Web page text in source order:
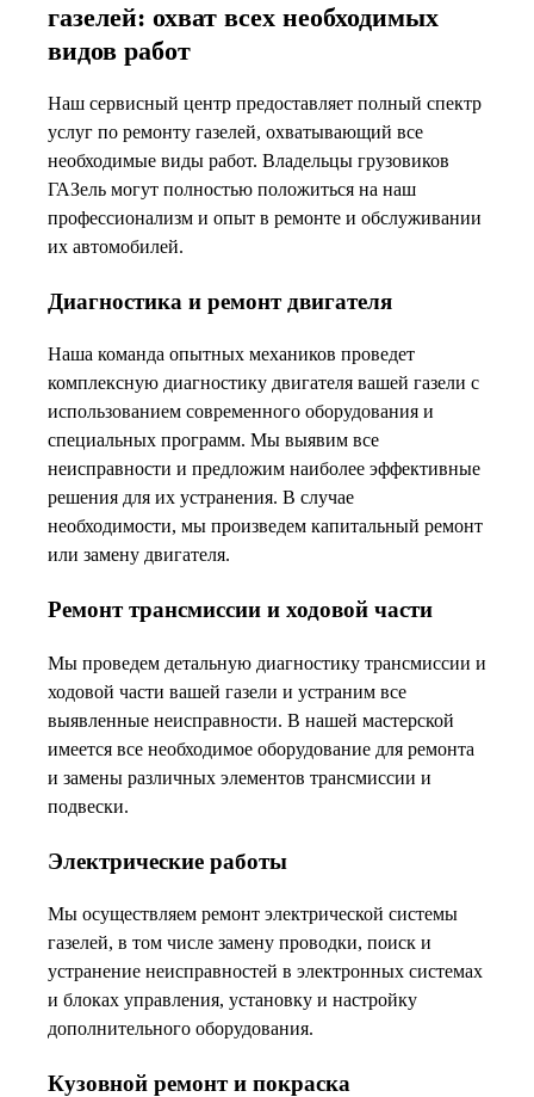
газелей: охват всех необходимых
видов работ
Наш сервисный центр предоставляет полный спектр
услуг по ремонту газелей, охватывающий все
необходимые виды работ. Владельцы грузовиков
ГАЗель могут полностью положиться на наш
профессионализм и опыт в ремонте и обслуживании
их автомобилей.
Диагностика и ремонт двигателя
Наша команда опытных механиков проведет
комплексную диагностику двигателя вашей газели с
использованием современного оборудования и
специальных программ. Мы выявим все
неисправности и предложим наиболее эффективные
решения для их устранения. В случае
необходимости, мы произведем капитальный ремонт
или замену двигателя.
Ремонт трансмиссии и ходовой части
Мы проведем детальную диагностику трансмиссии и
ходовой части вашей газели и устраним все
выявленные неисправности. В нашей мастерской
имеется все необходимое оборудование для ремонта
и замены различных элементов трансмиссии и
подвески.
Электрические работы
Мы осуществляем ремонт электрической системы
газелей, в том числе замену проводки, поиск и
устранение неисправностей в электронных системах
и блоках управления, установку и настройку
дополнительного оборудования.
Кузовной ремонт и покраска